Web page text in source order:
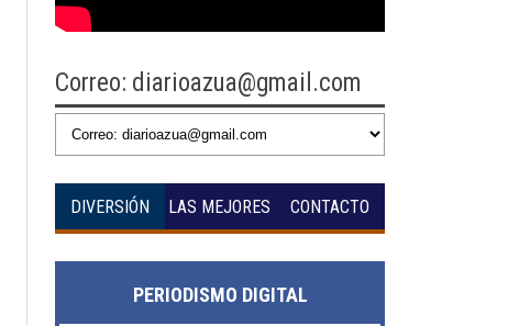
Correo: diarioazua@gmail.com
DIVERSIÓN LAS MEJORES CONTACTO
PERIODISMO DIGITAL